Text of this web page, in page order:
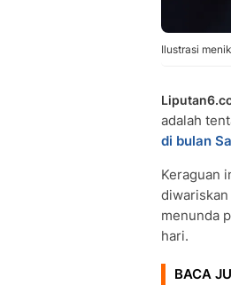
Ilustrasi
adalah
di bulan
Keraguan
menunda
hari.
BACA